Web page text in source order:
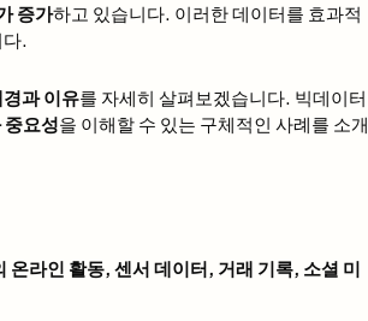
증가하고 있습니다. 이러한 데이터를 효과적
.
과 이유를 자세히 살펴보겠습니다. 빅데이터
중요성을 이해할 수 있는 구체적인 사례를 소개
온라인 활동, 센서 데이터, 거래 기록, 소셜 미